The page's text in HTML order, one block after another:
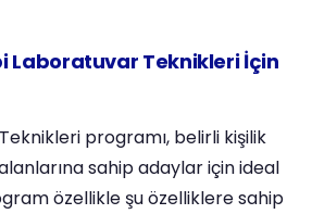
Laboratuvar Teknikleri İçin
programı, belirli kişilik
sahip adaylar için ideal
özellikle şu özelliklere sahip